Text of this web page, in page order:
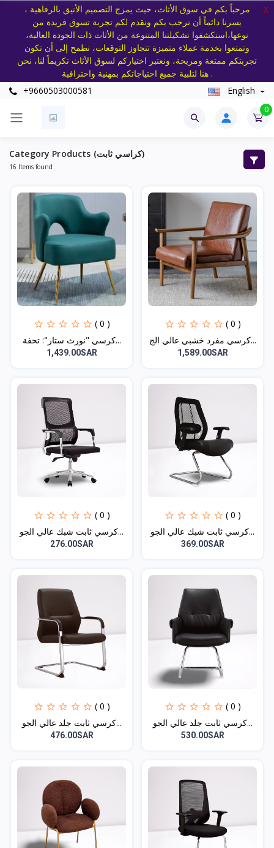
مرحباً بكم في سوق الأثاث، حيث يمزج التصميم الأنيق بالرفاهية ،
يسرنا دائماً أن نرحب بكم ونقدم لكم تجربة تسوق فريدة من
نوعها،استكشفوا تشكيلتنا المتنوعة من الأثاث ذات الجودة العالية،
وتمتعوا بخدمة عملاء متميزة تتجاوز التوقعات، نطمح إلى أن تكون
تجربتكم ممتعة ومريحة، ونعتبر اختياركم لسوق الأثاث تكريماً لنا، نحن
هنا لتلبية جميع احتياجاتكم بمهنية واحترافية .
X
+9660503000581 English
0
Category Products (كراسي ثابت)
16 Items found
( 0 )
كرسي "نورث ستار": تحفة...
1,439.00SAR
( 0 )
كرسي مفرد خشبي عالي الج...
1,589.00SAR
( 0 )
كرسي ثابت شبك عالي الجو...
276.00SAR
( 0 )
كرسي ثابت شبك عالي الجو...
369.00SAR
( 0 )
كرسي ثابت جلد عالي الجو...
476.00SAR
( 0 )
كرسي ثابت جلد عالي الجو...
530.00SAR